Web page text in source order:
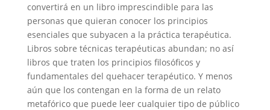
convertirá en un libro imprescindible para las
personas que quieran conocer los principios
esenciales que subyacen a la práctica terapéutica.
Libros sobre técnicas terapéuticas abundan; no así
libros que traten los principios filosóficos y
fundamentales del quehacer terapéutico. Y menos
aún que los contengan en la forma de un relato
metafórico que puede leer cualquier tipo de público